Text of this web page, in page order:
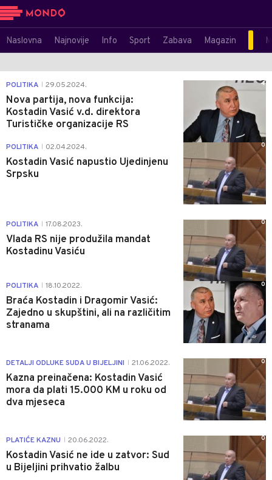
Naslovna Najnovije Info Sport Zabava Magazin
POLITIKA 29.05.2024.
Nova partija, nova funkcija:
Kostadin Vasić v.d. direktora
Turističke organizacije RS
4
POLITIKA 02.04.2024.
Kostadin Vasić napustio Ujedinjenu
Srpsku
0
POLITIKA 17.08.2023.
Vlada RS nije produžila mandat
Kostadinu Vasiću
0
POLITIKA 18.10.2022.
Braća Kostadin i Dragomir Vasić:
Zajedno u skupštini, ali na različitim
stranama
0
DETALJI ODLUKE SUDA U BIJELJINI 21.06.2022.
Kazna preinačena: Kostadin Vasić
mora da plati 15.000 KM u roku od
dva mjeseca
0
PLATIĆE KAZNU 20.06.2022.
Kostadin Vasić ne ide u zatvor: Sud
u Bijeljini prihvatio žalbu
0